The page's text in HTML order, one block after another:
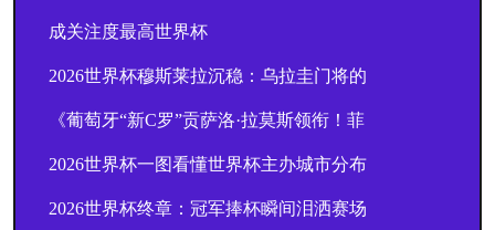
成关注度最高世界杯
2026世界杯穆斯莱拉沉稳：乌拉圭门将的
《葡萄牙“新C罗”贡萨洛·拉莫斯领衔！菲
2026世界杯一图看懂世界杯主办城市分布
2026世界杯终章：冠军捧杯瞬间泪洒赛场